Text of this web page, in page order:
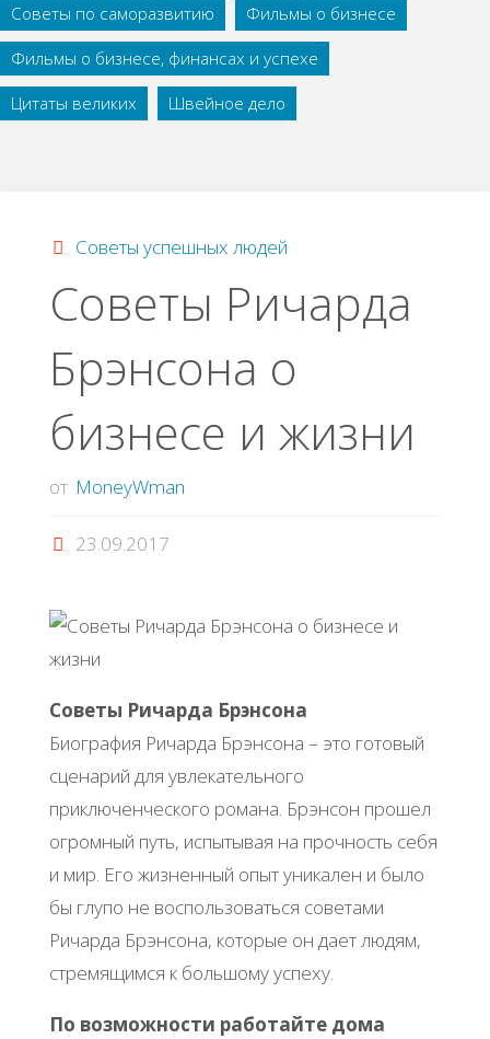
Советы по саморазвитию
Фильмы о бизнесе
Фильмы о бизнесе, финансах и успехе
Цитаты великих
Швейное дело
Советы успешных людей
Советы Ричарда
Брэнсона о
бизнесе и жизни
от MoneyWman
23.09.2017
Советы Ричарда Брэнсона
Биография Ричарда Брэнсона – это готовый
сценарий для увлекательного
приключенческого романа. Брэнсон прошел
огромный путь, испытывая на прочность себя
и мир. Его жизненный опыт уникален и было
бы глупо не воспользоваться советами
Ричарда Брэнсона, которые он дает людям,
стремящимся к большому успеху.
По возможности работайте дома